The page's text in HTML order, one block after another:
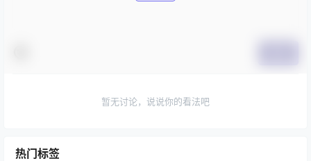
暂无讨论，说说你的看法吧
热门标签